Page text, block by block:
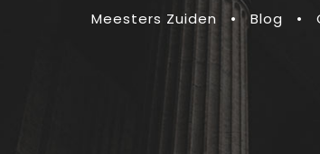
Meesters Zuiden • Blog •